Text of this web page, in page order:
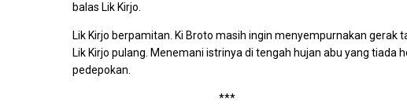
balas Lik Kirjo.
Lik Kirjo berpamitan. Ki Broto masih ingin menyempurnakan
Lik Kirjo pulang. Menemani istrinya di tengah hujan abu yang tiada
pedepokan.
***